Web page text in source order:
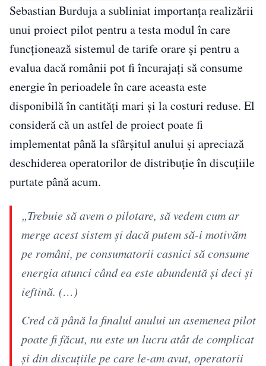
Sebastian Burduja a subliniat importanța realizării
unui proiect pilot pentru a testa modul în care
funcționează sistemul de tarife orare și pentru a
evalua dacă românii pot fi încurajați să consume
energie în perioadele în care aceasta este
disponibilă în cantități mari și la costuri reduse. El
consideră că un astfel de proiect poate fi
implementat până la sfârșitul anului și apreciază
deschiderea operatorilor de distribuție în discuțiile
purtate până acum.
„Trebuie să avem o pilotare, să vedem cum ar
merge acest sistem şi dacă putem să-i motivăm
pe români, pe consumatorii casnici să consume
energia atunci când ea este abundentă şi deci şi
ieftină. (…)
Cred că până la finalul anului un asemenea pilot
poate fi făcut, nu este un lucru atât de complicat
şi din discuţiile pe care le-am avut, operatorii